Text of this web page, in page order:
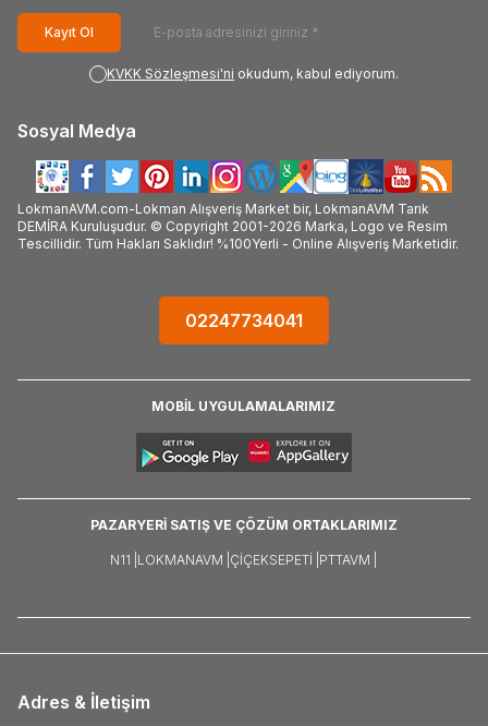
Kayıt Ol
KVKK Sözleşmesi'ni okudum, kabul ediyorum.
Sosyal Medya
LokmanAVM.com-Lokman Alışveriş Market bir, LokmanAVM Tarık
DEMİRA Kuruluşudur. © Copyright 2001-2026 Marka, Logo ve Resim
Tescillidir. Tüm Hakları Saklıdır! %100Yerli - Online Alışveriş Marketidir.
02247734041
MOBİL UYGULAMALARIMIZ
PAZARYERİ SATIŞ VE ÇÖZÜM ORTAKLARIMIZ
N11 | LOKMANAVM | ÇIÇEKSEPETI | PTTAVM |
Adres & İletişim